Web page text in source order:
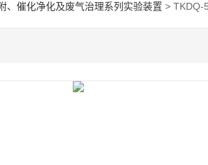
、催化净化及废气治理系列实验装置 > TKDQ-